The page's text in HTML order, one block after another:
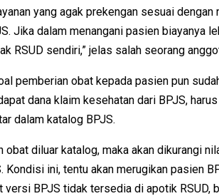
yang agak prekengan sesuai
Jika dalam menangani pasien biayanya
RSUD sendiri,” jelas salah seorang
pemberian obat kepada pasien pun
dana klaim kesehatan dari BPJS,
dalam katalog BPJS.
obat diluar katalog, maka akan dikurangi
Kondisi ini, tentu akan merugikan pasien
versi BPJS tidak tersedia di apotik RSUD,